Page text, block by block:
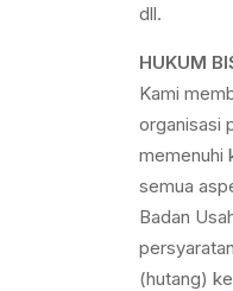
dll.
HUKUM
Kami
organisasi
memenuhi
semua
Badan
(hutang)